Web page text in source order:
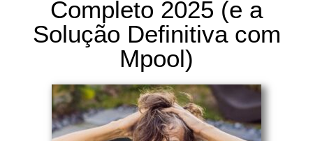
Completo 2025 (e a
Solução Definitiva com
Mpool)